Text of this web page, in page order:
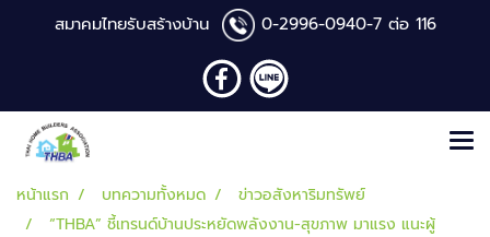
สมาคมไทยรับสร้างบ้าน 0-2996-0940-7 ต่อ 116
หน้าแรก บทความทั้งหมด
ข่าวอสังหาริมทรัพย์
“THBA” ชี้เทรนด์บ้านประหยัดพลังงาน-สุขภาพ มาแรง แนะผู้